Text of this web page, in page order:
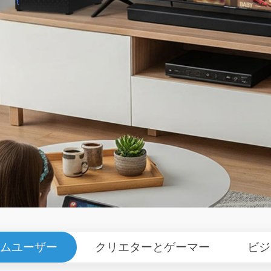
ユーザー クリエターとゲーマー ビ